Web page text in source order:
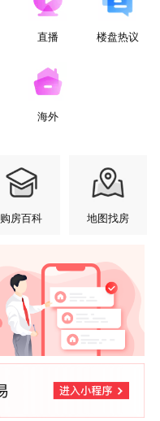
直播 楼盘热议
海外
购房百科 地图找房